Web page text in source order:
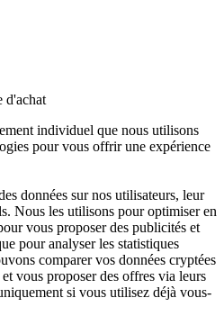
d'achat
individuel que nous utilisons
pour vous offrir une expérience
données sur nos utilisateurs, leur
Nous les utilisons pour optimiser en
vous proposer des publicités et
pour analyser les statistiques
comparer vos données cryptées
vous proposer des offres via leurs
si vous utilisez déjà vous-